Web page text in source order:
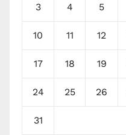
3 4 5
10 11 12
17 18 19
24 25 26
31